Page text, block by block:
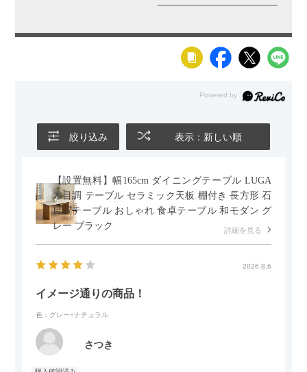
絞り込み 表示：新しい順
【設置無料】幅165cm ダイニングテーブル LUGA
木目調 テーブル セラミック天板 棚付き 長方形 石
目調テーブル おしゃれ 食卓テーブル 和モダン グ
レー ブラック
詳細を見る
2026.8.6
イメージ通りの商品！
色：グレー×ナチュラル
さつき